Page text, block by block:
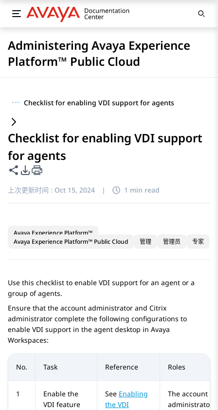
Administering Avaya Experience
Platform™ Public Cloud
··· Checklist for enabling VDI support for agents
Checklist for enabling VDI support
for agents
共享此页面
PDF 导出选项
上次更新时间 : Oct 15, 2024 | 1 min read
Avaya Experience Platform™
Avaya Experience Platform™ Public Cloud
管理 管理员 专家
Use this checklist to enable VDI support for an agent or a
group of agents.
Ensure that the account administrator and Citrix
administrator complete the following configurations to
enable VDI support in the agent desktop in Avaya
Workspaces:
No. Task Reference Roles
1
Enable the
VDI feature
See Enabling
the VDI
The account
administrator